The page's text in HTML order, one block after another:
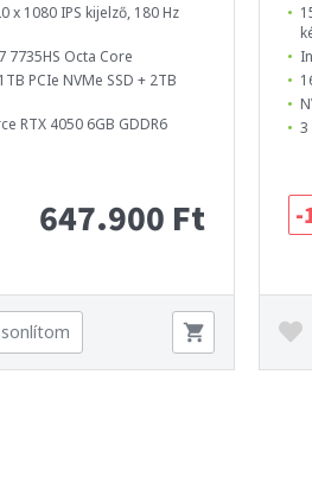
x 1080 IPS kijelző, 180 Hz
7735HS Octa Core
PCIe NVMe SSD + 2TB
RTX 4050 6GB GDDR6
647.900 Ft
3
-